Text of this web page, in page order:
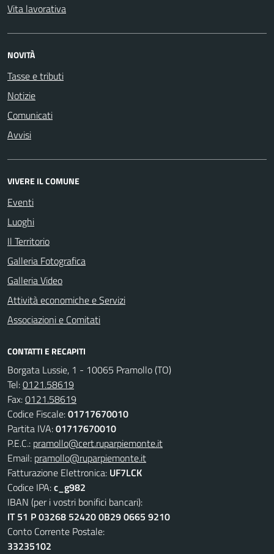
Vita lavorativa
NOVITÀ
Tasse e tributi
Notizie
Comunicati
Avvisi
VIVERE IL COMUNE
Eventi
Luoghi
Il Territorio
Galleria Fotografica
Galleria Video
Attività economiche e Servizi
Associazioni e Comitati
CONTATTI E RECAPITI
Borgata Lussie, 1 - 10065 Pramollo (TO)
Tel:0121.58619
Fax:0121.58619
Codice Fiscale:01717670010
Partita IVA:01717670010
P.E.C.: pramollo@cert.ruparpiemonte.it
Email: pramollo@ruparpiemonte.it
Fatturazione Elettronica: UF7LCK
Codice IPA:c_g982
IBAN (per i vostri bonifici bancari):
IT 51 P 03268 52420 0B29 0665 9210
Conto Corrente Postale:
33235102